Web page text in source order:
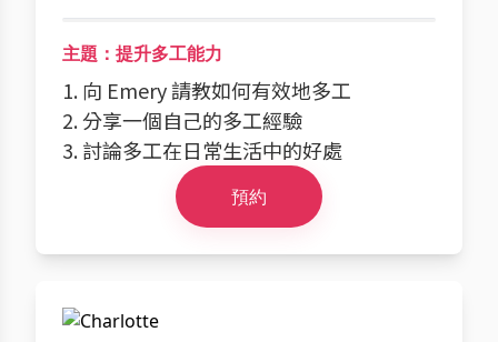
主題：提升多工能力
1. 向 Emery 請教如何有效地多工
2. 分享一個自己的多工經驗
3. 討論多工在日常生活中的好處
預約